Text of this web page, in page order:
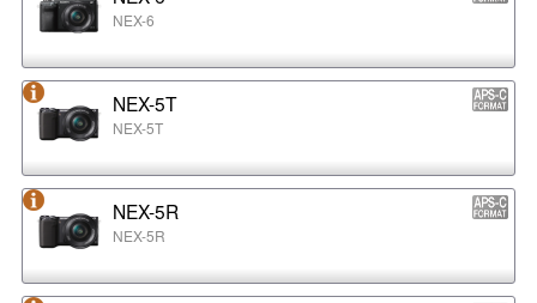
NEX-6
NEX-5T
NEX-5T
NEX-5R
NEX-5R